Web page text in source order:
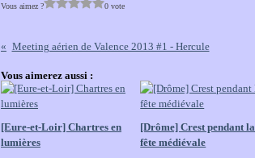
Vous aimez ? 0 vote
Meeting aérien de Valence 2013 #1 - Hercule
Vous aimerez aussi :
[Eure-et-Loir] Chartres en
lumières
[Drôme] Crest pendant la
fête médiévale